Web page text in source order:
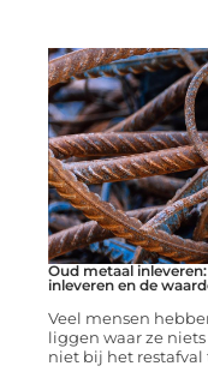
Oud metaal
inleveren en de
Veel mensen
liggen waar ze
niet bij het